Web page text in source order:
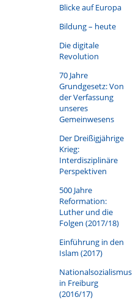
Blicke auf Europa
Bildung – heute
Die digitale
Revolution
70 Jahre
Grundgesetz: Von
der Verfassung
unseres
Gemeinwesens
Der Dreißigjährige
Krieg:
Interdisziplinäre
Perspektiven
500 Jahre
Reformation:
Luther und die
Folgen (2017/18)
Einführung in den
Islam (2017)
Nationalsozialismus
in Freiburg
(2016/17)